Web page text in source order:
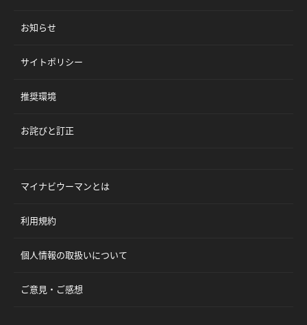
お知らせ
サイトポリシー
推奨環境
お詫びと訂正
マイナビウーマンとは
利用規約
個人情報の取扱いについて
ご意見・ご感想